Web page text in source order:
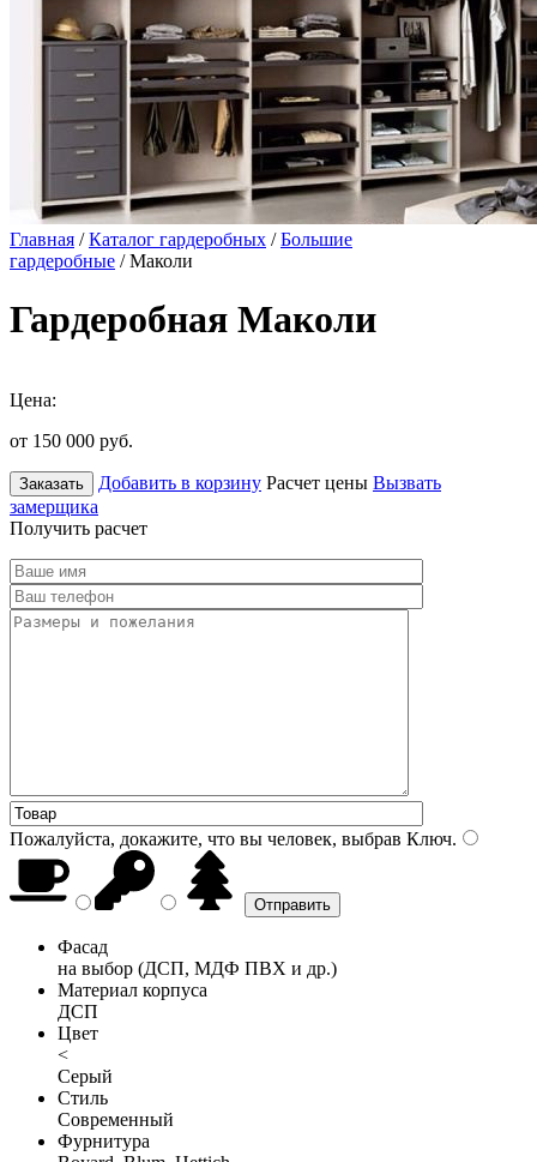
Главная /Каталог гардеробных /Большие
гардеробные / Маколи
Гардеробная Маколи
Цена:
от 150 000 руб.
Заказать Добавить в корзину Расчет цены Вызвать
замерщика
Получить расчет
Пожалуйста, докажите, что вы человек, выбрав Ключ.
Фасад
на выбор (ДСП, МДФ ПВХ и др.)
Материал корпуса
ДСП
Цвет
<
Серый
Стиль
Современный
Фурнитура